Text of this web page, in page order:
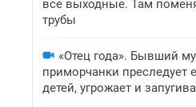
все выходные. Там
трубы
«Отец года». Бывший
приморчанки преследует
детей, угрожает и